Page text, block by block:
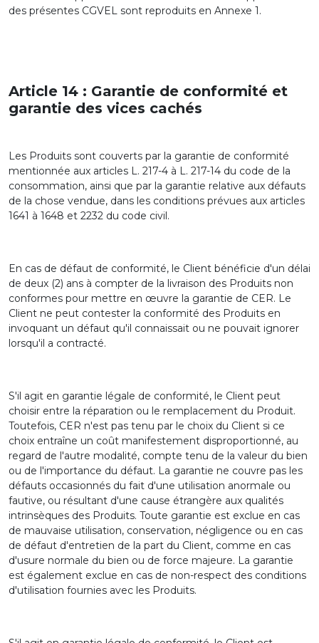
des présentes CGVEL sont reproduits en Annexe 1.
Article 14 : Garantie de conformité et
garantie des vices cachés
Les Produits sont couverts par la garantie de conformité
mentionnée aux articles L. 217-4 à L. 217-14 du code de la
consommation, ainsi que par la garantie relative aux défauts
de la chose vendue, dans les conditions prévues aux articles
1641 à 1648 et 2232 du code civil.
En cas de défaut de conformité, le Client bénéficie d'un délai
de deux (2) ans à compter de la livraison des Produits non
conformes pour mettre en œuvre la garantie de CER. Le
Client ne peut contester la conformité des Produits en
invoquant un défaut qu'il connaissait ou ne pouvait ignorer
lorsqu'il a contracté.
S'il agit en garantie légale de conformité, le Client peut
choisir entre la réparation ou le remplacement du Produit.
Toutefois, CER n'est pas tenu par le choix du Client si ce
choix entraîne un coût manifestement disproportionné, au
regard de l'autre modalité, compte tenu de la valeur du bien
ou de l'importance du défaut. La garantie ne couvre pas les
défauts occasionnés du fait d'une utilisation anormale ou
fautive, ou résultant d'une cause étrangère aux qualités
intrinsèques des Produits. Toute garantie est exclue en cas
de mauvaise utilisation, conservation, négligence ou en cas
de défaut d'entretien de la part du Client, comme en cas
d'usure normale du bien ou de force majeure. La garantie
est également exclue en cas de non-respect des conditions
d'utilisation fournies avec les Produits.